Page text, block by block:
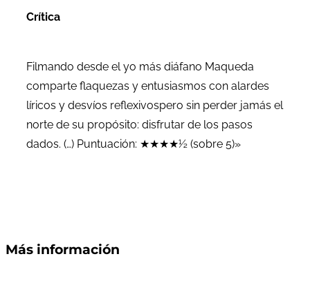
Crítica
Filmando desde el yo más diáfano Maqueda
comparte flaquezas y entusiasmos con alardes
líricos y desvíos reflexivospero sin perder jamás el
norte de su propósito: disfrutar de los pasos
dados. (…) Puntuación: ★★★★½ (sobre 5)»
Más información